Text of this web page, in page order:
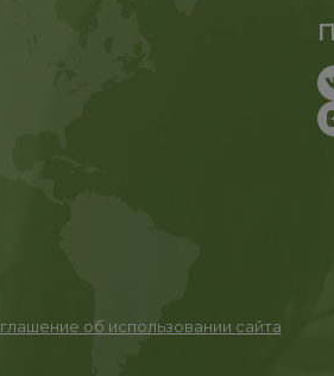
об использовании сайта